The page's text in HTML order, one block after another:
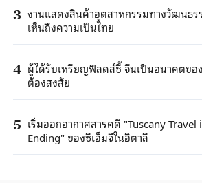
3 งานแสดงสินค้าอุตสาหกรรมทางวัฒนธ
เห็นถึงความเป็นไทย
4 ผู้ได้รับเหรียญฟีลดส์ชี้ จีนเป็นอนาคตข
ต้องสงสัย
5 เริ่มออกอากาศสารคดี "Tuscany Travel
Ending" ของซีเอ็มจีในอิตาลี